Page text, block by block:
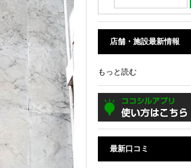
店舗・施設最新情報
もっと読む
最新口コミ